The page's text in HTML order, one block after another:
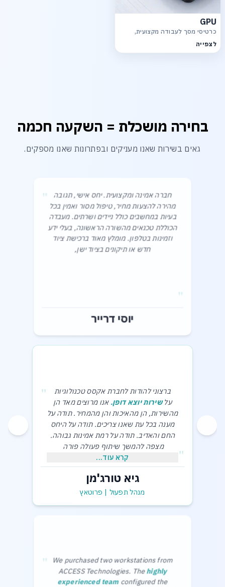
GPU
כרטיסי מסך לעבודה מקצועית,
לצפייה
בחירה מושכלת = השקעה חכמה
גאים בשירות שאנו מעניקים ובפתרונות שאנו מספקים.
"
חברה אמינה ומקצועית. יחס אישי, תגובה
מהירה להצעות מחיר, טיפול מסור ואמין בכל
בעיות במחשבים כולל ניידים ושרתים. מעבדה
הכוללת טכנאים מהשורה הראשונה, בעלי ידע
וזמינות בטלפון. מומלץ מאוד ברכישת ציוד
חדש או תיקונים בציוד ישן,‎
"
יוסי דרייר
"
ברצוני להודות לחברת אקסס טכנולוגיות
עלשירות יוצא דופן. אנו מרוצים מאד הן
מהשירות, הן מהאיכות והן מהמחיר. תודה על
מענה בכל עת שאנו צריכים. תודה על היחס
החם והאדיב. תודה על רמת אמינות גבוהה.
מצפה להמשך שיתוף פעולה פורה
,בכבוד רב
גיא תורג'מן-מנהל תפעול
" קרא עוד...
גיא טורג'מן
מנהל תפעול | פרוטאץ
" We purchased two workstations from
ACCESS Technologies. Thehighly
experienced teamconfigured the